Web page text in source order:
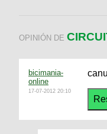
OPINIÓN DE
bicimania-
online
17-07-2012 20:10